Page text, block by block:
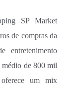
SP Market
de compras da
de 800 mil
um mix